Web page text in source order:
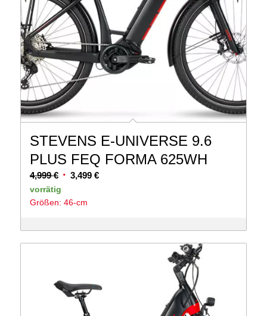
STEVENS E-UNIVERSE 9.6
PLUS FEQ FORMA 625WH
4,999€ Ursprünglicher
Preis
war:
3,499 €Aktueller
vorrätig
Größen: 46-cm